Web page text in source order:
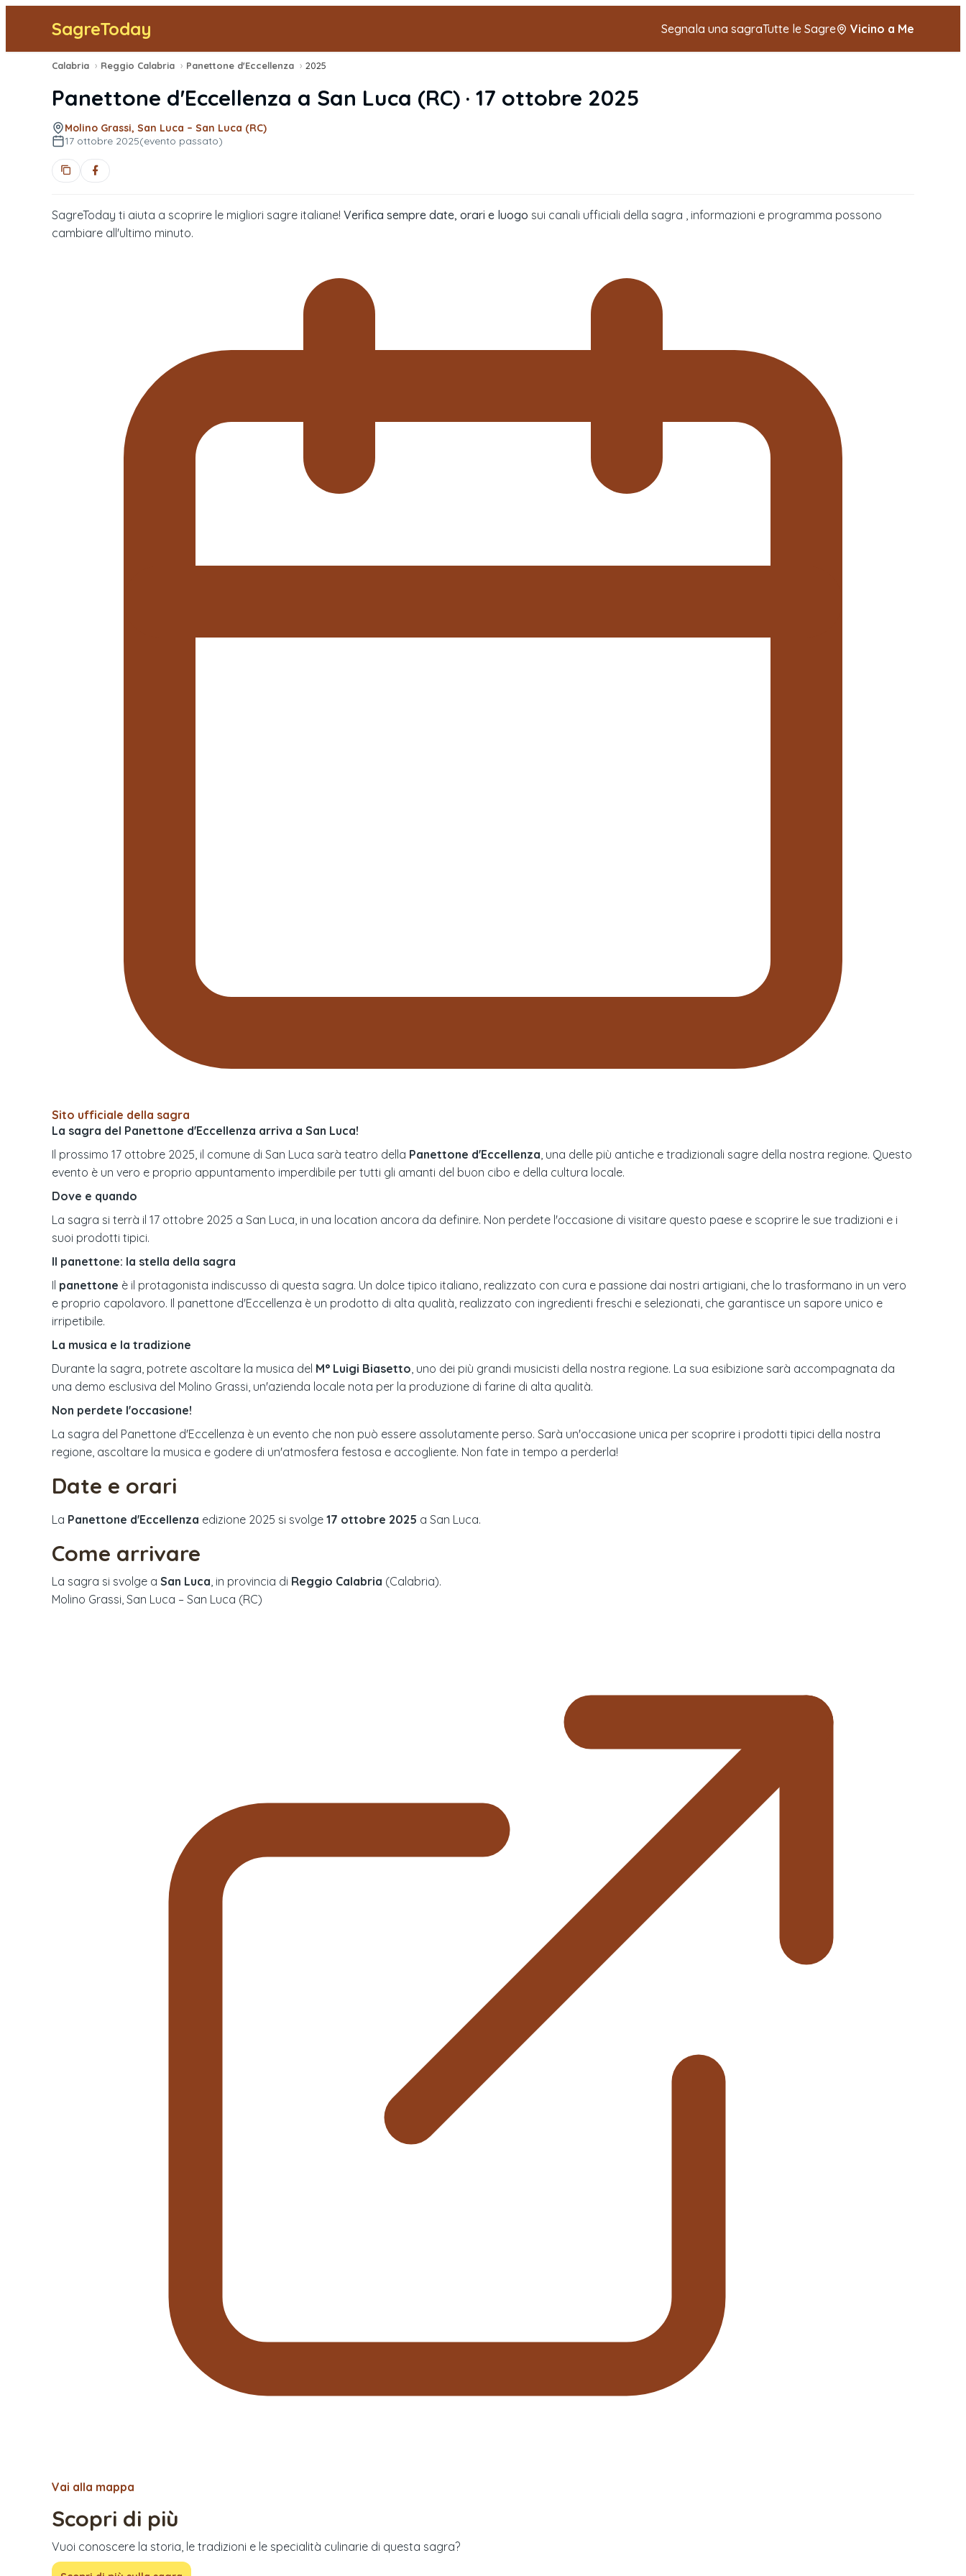
SagreToday Segnala una sagraTutte le Sagre Vicino a Me
Calabria › Reggio Calabria › Panettone d'Eccellenza › 2025
Panettone d'Eccellenza a San Luca (RC) · 17 ottobre 2025
Molino Grassi, San Luca – San Luca (RC)
17 ottobre 2025(evento passato)
SagreToday ti aiuta a scoprire le migliori sagre italiane! Verifica sempre date, orari e luogo sui canali ufficiali della sagra , informazioni e programma possono
cambiare all'ultimo minuto.
Sito ufficiale della sagra
La sagra del Panettone d'Eccellenza arriva a San Luca!
Il prossimo 17 ottobre 2025, il comune di San Luca sarà teatro della Panettone d'Eccellenza , una delle più antiche e tradizionali sagre della nostra regione. Questo
evento è un vero e proprio appuntamento imperdibile per tutti gli amanti del buon cibo e della cultura locale.
Dove e quando
La sagra si terrà il 17 ottobre 2025 a San Luca, in una location ancora da definire. Non perdete l'occasione di visitare questo paese e scoprire le sue tradizioni e i
suoi prodotti tipici.
Il panettone: la stella della sagra
Il panettone è il protagonista indiscusso di questa sagra. Un dolce tipico italiano, realizzato con cura e passione dai nostri artigiani, che lo trasformano in un vero
e proprio capolavoro. Il panettone d'Eccellenza è un prodotto di alta qualità, realizzato con ingredienti freschi e selezionati, che garantisce un sapore unico e
irripetibile.
La musica e la tradizione
Durante la sagra, potrete ascoltare la musica del M° Luigi Biasetto , uno dei più grandi musicisti della nostra regione. La sua esibizione sarà accompagnata da
una demo esclusiva del Molino Grassi, un'azienda locale nota per la produzione di farine di alta qualità.
Non perdete l'occasione!
La sagra del Panettone d'Eccellenza è un evento che non può essere assolutamente perso. Sarà un'occasione unica per scoprire i prodotti tipici della nostra
regione, ascoltare la musica e godere di un'atmosfera festosa e accogliente. Non fate in tempo a perderla!
Date e orari
La Panettone d'Eccellenza edizione 2025 si svolge 17 ottobre 2025 a San Luca.
Come arrivare
La sagra si svolge a San Luca , in provincia di Reggio Calabria (Calabria).
Molino Grassi, San Luca – San Luca (RC)
Vai alla mappa
Scopri di più
Vuoi conoscere la storia, le tradizioni e le specialità culinarie di questa sagra?